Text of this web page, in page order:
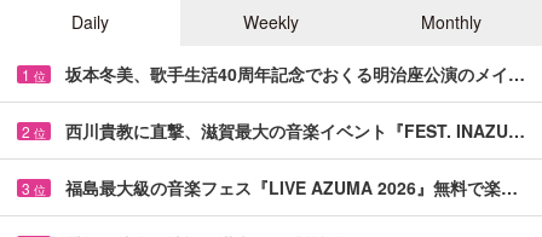
Daily
Weekly Monthly
1 位 坂本冬美、歌手生活40周年記念でおくる明治座公演のメイ…
2 位 西川貴教に直撃、滋賀最大の音楽イベント『FEST. INAZU…
3 位 福島最大級の音楽フェス『LIVE AZUMA 2026』無料で楽…